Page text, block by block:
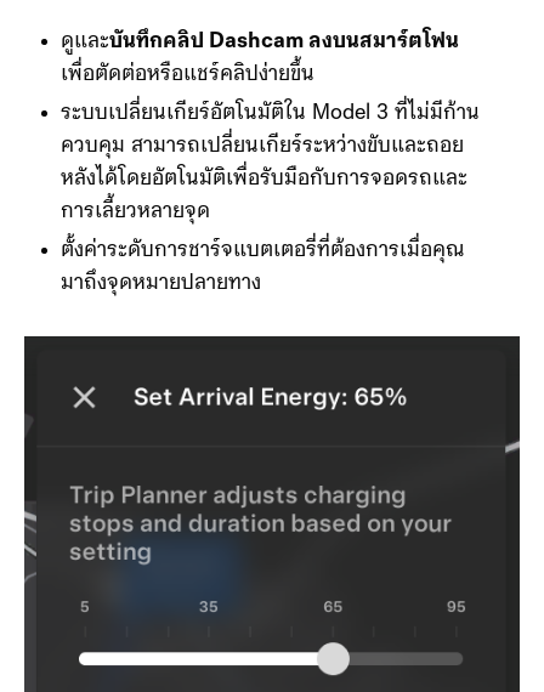
ดูและบันทึกคลิป Dashcam ลงบนสมาร์ตโฟน
เพื่อตัดต่อหรือแชร์คลิปง่ายขึ้น
ระบบเปลี่ยนเกียร์อัตโนมัติใน Model 3 ที่ไม่มีก้าน
ควบคุม สามารถเปลี่ยนเกียร์ระหว่างขับและถอย
หลังได้โดยอัตโนมัติเพื่อรับมือกับการจอดรถและ
การเลี้ยวหลายจุด
ตั้งค่าระดับการชาร์จแบตเตอรี่ที่ต้องการเมื่อคุณ
มาถึงจุดหมายปลายทาง